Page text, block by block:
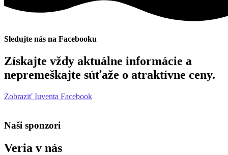
Sledujte nás na Facebooku
Získajte vždy aktuálne informácie a
nepremeškajte súťaže o atraktívne ceny.
Zobraziť Iuventa Facebook
Naši sponzori
Veria v nás